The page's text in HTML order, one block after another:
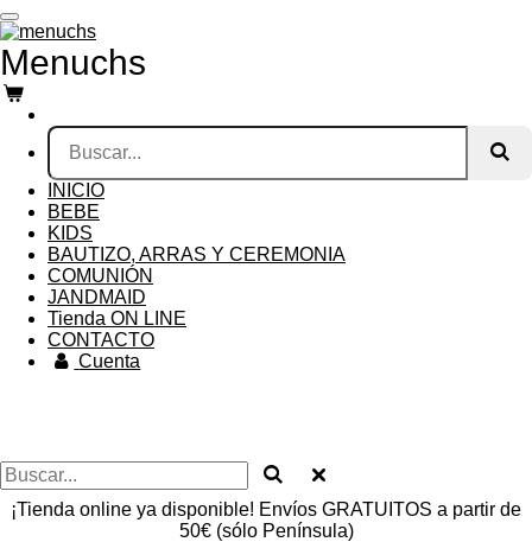
Ir
al
contenido
principal
Menuchs
INICIO
BEBE
KIDS
BAUTIZO, ARRAS Y CEREMONIA
COMUNIÓN
JANDMAID
Tienda ON LINE
CONTACTO
Cuenta
¡Tienda online ya disponible! Envíos GRATUITOS a partir de
50€ (sólo Península)